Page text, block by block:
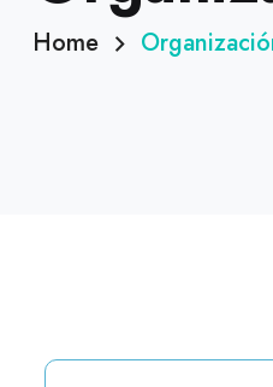
Home